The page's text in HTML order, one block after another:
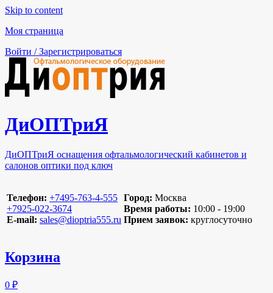
Skip to content
Моя страница
Войти / Зарегистрироваться
ДиОПТриЯ
ДиОПТриЯ оснащения офтальмологический кабинетов и
салонов оптики под ключ
Телефон: ‪+7495-763-4-555‬
‪+7925-022-3674‬
E-mail: sales@dioptria555.ru
Город: Москва
Время работы: 10:00 - 19:00
Прием заявок: круглосуточно
Корзина
0 ₽